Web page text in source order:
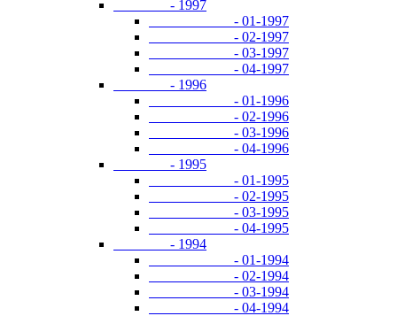
- 1997
- 01-1997
- 02-1997
- 03-1997
- 04-1997
- 1996
- 01-1996
- 02-1996
- 03-1996
- 04-1996
- 1995
- 01-1995
- 02-1995
- 03-1995
- 04-1995
- 1994
- 01-1994
- 02-1994
- 03-1994
- 04-1994